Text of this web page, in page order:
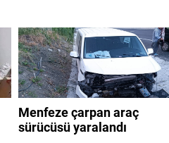
Menfeze çarpan araç
sürücüsü yaralandı